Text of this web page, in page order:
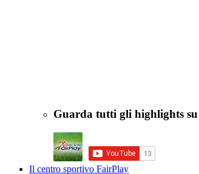
Guarda tutti gli highlights su
Il centro sportivo FairPlay